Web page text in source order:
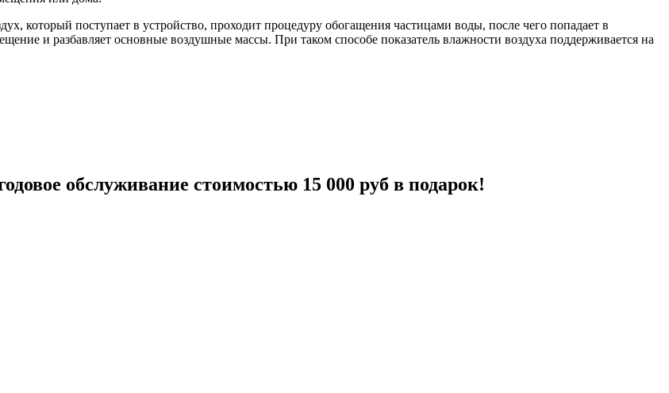
который поступает в устройство, проходит процедуру обогащения частицами воды, после чего попадает в
и разбавляет основные воздушные массы. При таком способе показатель влажности воздуха поддерживается на
обслуживание стоимостью 15 000 руб в подарок!